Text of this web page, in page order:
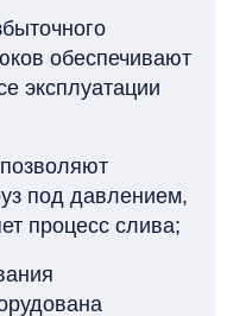
обеспечивают
эксплуатации
под давлением,
процесс слива;